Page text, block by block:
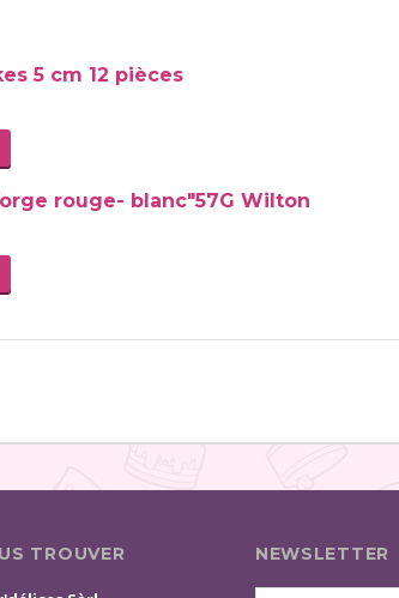
5 cm 12 pièces
rouge- blanc"57G Wilton
TROUVER NEWSLETTER